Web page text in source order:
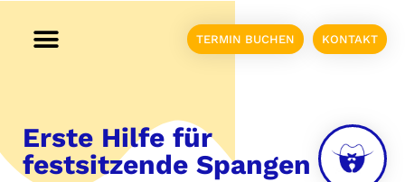
TERMIN BUCHEN KONTAKT
Erste Hilfe für
festsitzende Spangen